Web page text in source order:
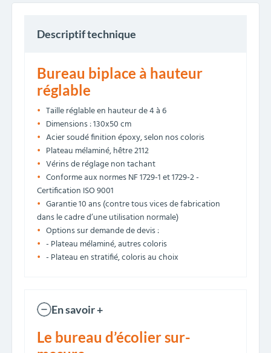
Descriptif technique
Bureau biplace à hauteur
réglable
Taille réglable en hauteur de 4 à 6
Dimensions : 130x50 cm
Acier soudé finition époxy, selon nos coloris
Plateau mélaminé, hêtre 2112
Vérins de réglage non tachant
Conforme aux normes NF 1729-1 et 1729-2 -
Certification ISO 9001
Garantie 10 ans (contre tous vices de fabrication
dans le cadre d’une utilisation normale)
Options sur demande de devis :
- Plateau mélaminé, autres coloris
- Plateau en stratifié, coloris au choix
En savoir +
Le bureau d’écolier sur-